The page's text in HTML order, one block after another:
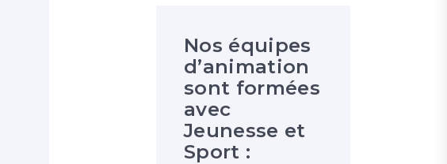
Nos équipes
d’animation
sont formées
avec
Jeunesse et
Sport :